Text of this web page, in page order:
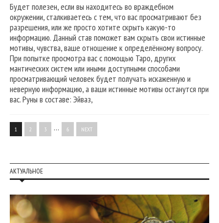
Будет полезен, если вы находитесь во враждебном
окружении, сталкиваетесь с тем, что вас просматривают без
разрешения, или же просто хотите скрыть какую-то
информацию. Данный став поможет вам скрыть свои истинные
мотивы, чувства, ваше отношение к определённому вопросу.
При попытке просмотра вас с помощью Таро, других
мантических систем или иными доступными способами
просматривающий человек будет получать искаженную и
неверную информацию, а ваши истинные мотивы останутся при
вас. Руны в составе: Эйваз,
1 2 3 … 6 NEXT
АКТУАЛЬНОЕ